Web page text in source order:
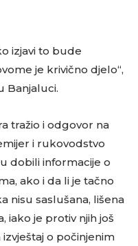
izjavi to bude
je krivično djelo“,
Banjaluci.
tražio i odgovor na
i rukovodstvo
dobili informacije o
ako i da li je tačno
nisu saslušana, lišena
iako je protiv njih još
o počinjenim